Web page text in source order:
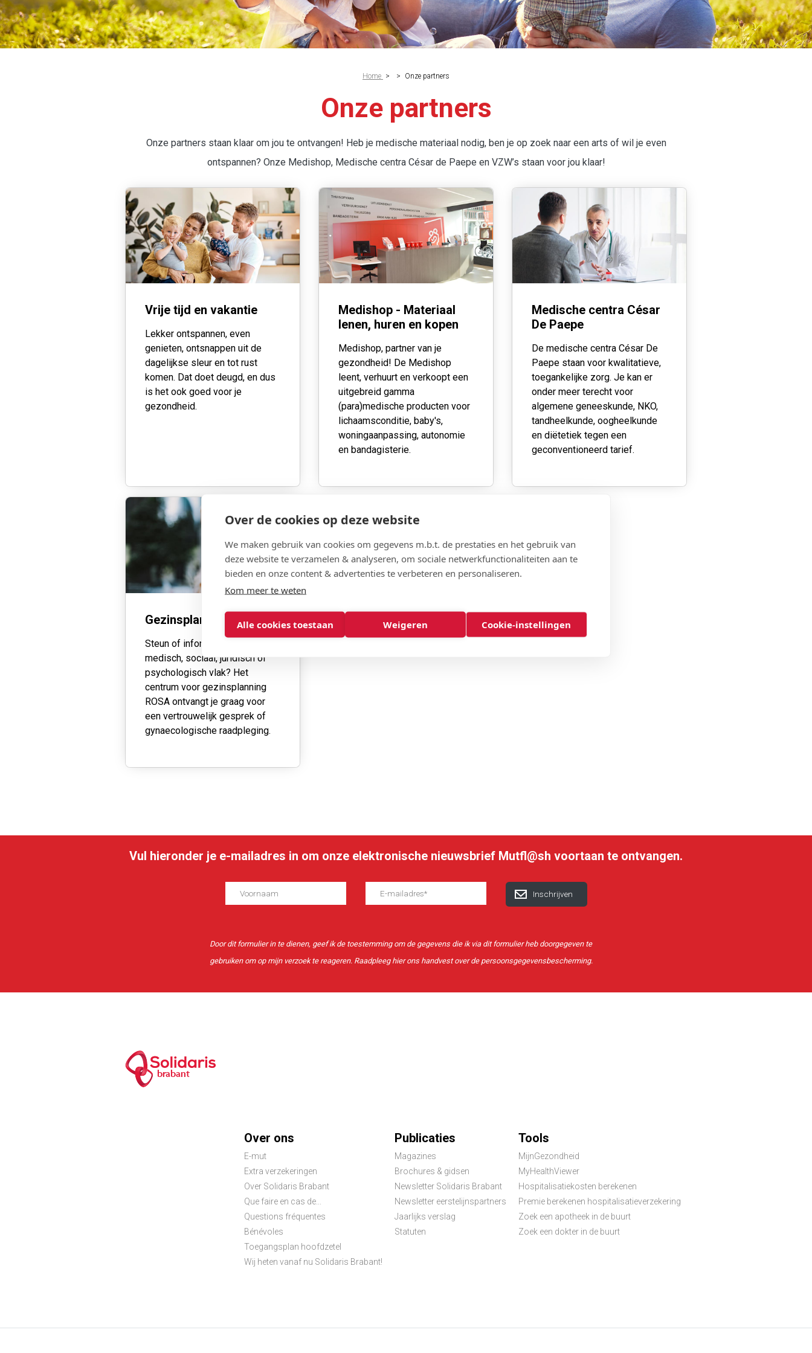
Over de cookies op deze website
We maken gebruik van cookies om gegevens m.b.t. de prestaties en het gebruik van
deze website te verzamelen & analyseren, om sociale netwerkfunctionaliteiten aan te
bieden en onze content & advertenties te verbeteren en personaliseren.
Kom meer te weten
Alle cookies toestaan Weigeren Cookie-instellingen
Home > > Onze partners
Onze partners
Onze partners staan klaar om jou te ontvangen! Heb je medische materiaal nodig, ben je op zoek naar een arts of wil je even
ontspannen? Onze Medishop, Medische centra César de Paepe en VZW’s staan voor jou klaar!
Vrije tijd en vakantie
Lekker ontspannen, even
genieten, ontsnappen uit de
dagelijkse sleur en tot rust
komen. Dat doet deugd, en dus
is het ook goed voor je
gezondheid.
Medishop - Materiaal
lenen, huren en kopen
Medishop, partner van je
gezondheid! De Medishop
leent, verhuurt en verkoopt een
uitgebreid gamma
(para)medische producten voor
lichaamsconditie, baby's,
woningaanpassing, autonomie
en bandagisterie.
Medische centra César
De Paepe
De medische centra César De
Paepe staan voor kwalitatieve,
toegankelijke zorg. Je kan er
onder meer terecht voor
algemene geneeskunde, NKO,
tandheelkunde, oogheelkunde
en diëtetiek tegen een
geconventioneerd tarief.
Gezinsplanning ROSA
Steun of informatie nodig op
medisch, sociaal, juridisch of
psychologisch vlak? Het
centrum voor gezinsplanning
ROSA ontvangt je graag voor
een vertrouwelijk gesprek of
gynaecologische raadpleging.
Vul hieronder je e-mailadres in om onze elektronische nieuwsbrief Mutfl@sh voortaan te ontvangen.
Door dit formulier in te dienen, geef ik de toestemming om de gegevens die ik via dit formulier heb doorgegeven te
gebruiken om op mijn verzoek te reageren. Raadpleeg hierons handvest over de persoonsgegevensbescherming.
brabant
Footer
menu
Over ons
E-mut
Extra verzekeringen
Over Solidaris Brabant
Que faire en cas de...
Questions fréquentes
Bénévoles
Toegangsplan hoofdzetel
Wij heten vanaf nu Solidaris Brabant!
Publicaties
Magazines
Brochures & gidsen
Newsletter Solidaris Brabant
Newsletter eerstelijnspartners
Jaarlijks verslag
Statuten
Tools
MijnGezondheid
MyHealthViewer
Hospitalisatiekosten berekenen
Premie berekenen hospitalisatieverzekering
Zoek een apotheek in de buurt
Zoek een dokter in de buurt